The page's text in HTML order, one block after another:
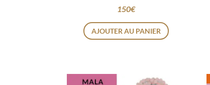
150€
AJOUTER AU PANIER